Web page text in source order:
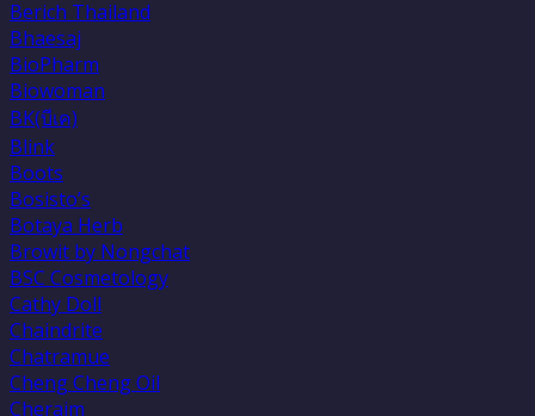
Berich Thailand
Bhaesaj
BioPharm
Biowoman
BK(บีเค)
Blink
Boots
Bosisto’s
Botaya Herb
Browit by Nongchat
BSC Cosmetology
Cathy Doll
Chaindrite
Chatramue
Cheng Cheng Oil
Cheraim